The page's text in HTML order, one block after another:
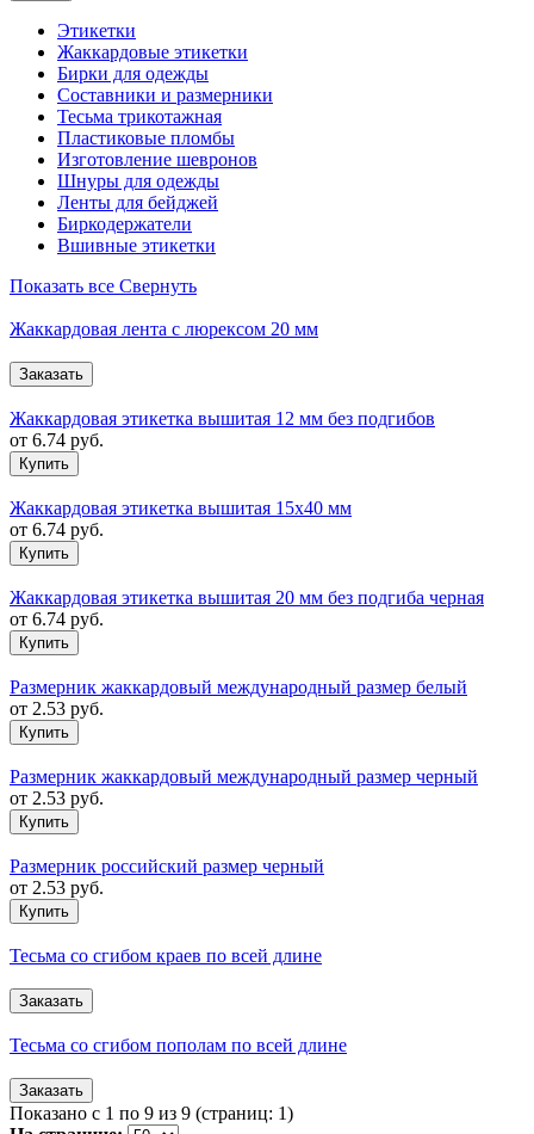
Этикетки
Жаккардовые этикетки
Бирки для одежды
Составники и размерники
Тесьма трикотажная
Пластиковые пломбы
Изготовление шевронов
Шнуры для одежды
Ленты для бейджей
Биркодержатели
Вшивные этикетки
Показать все Свернуть
Жаккардовая лента с люрексом 20 мм
Жаккардовая этикетка вышитая 12 мм без подгибов
от 6.74 руб.
Жаккардовая этикетка вышитая 15х40 мм
от 6.74 руб.
Жаккардовая этикетка вышитая 20 мм без подгиба черная
от 6.74 руб.
Размерник жаккардовый международный размер белый
от 2.53 руб.
Размерник жаккардовый международный размер черный
от 2.53 руб.
Размерник российский размер черный
от 2.53 руб.
Тесьма со сгибом краев по всей длине
Тесьма со сгибом пополам по всей длине
Показано с 1 по 9 из 9 (страниц: 1)